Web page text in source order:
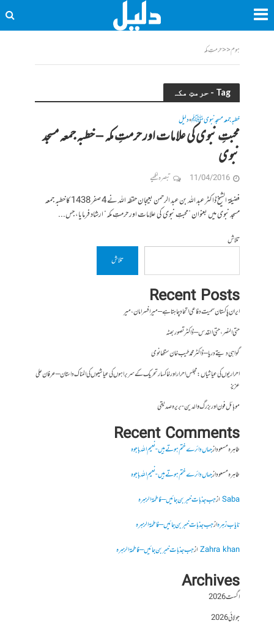
ہوم<<حرمتِ مکہ
Tag - حرمتِ مکہ
خطبہ جمعہ مسجد نبوی ﷺ•دلیل
محبتِ نبوی کی علامات اور حرمتِ مکہ – خطبہ جمعہ مسجد
نبوی
11/04/2016 تبصرہ لکھیے
فضیلۃ الشیخ ڈاکٹر عبد اللہ بن عبد الرحمن بعیجان حفظہ اللہ نے 4 صفر 1438 کا خطبہ جمعہ
مسجد نبوی میں بعنوان ”محبتِ نبوی کی علامات اور حرمتِ مکہ“ ارشاد فرمایا، جس...
تلاش
تلاش
Recent Posts
ایران پاکستان سمیت دفاعی اتحاد چاہتا ہے – میر افسر امان،میر
حتی النصر ، حتی القدس – ڈاکٹر تصور بھٹہ
گواہی دیتے دریا – ڈاکٹر محمد طیب خان سنگھانوی
احراریوں کی عیاشیاں : مجلس احرار اور خاکسار تحریک کے سربراہوں کی عیاشیوں کی المناک داستان – عرفان علی
عزیز
موبائل فون اور بزرگ والدین- بریرہ صدیقی
Recent Comments
طاہرہ مسعودازجہاں دائرے ختم ہوتے ہیں- نعیم اللہ باجوہ
طاہرہ مسعودازجہاں دائرے ختم ہوتے ہیں- نعیم اللہ باجوہ
Sabaازجب جذبات خبر بن جائیں – فاطمۃالزہرہ
نایاب زہرہازجب جذبات خبر بن جائیں – فاطمۃالزہرہ
Zahra khanازجب جذبات خبر بن جائیں – فاطمۃالزہرہ
Archives
اگست 2026
جولائی 2026